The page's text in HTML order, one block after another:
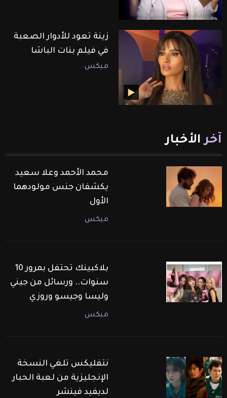
زينة تعود للأدوار الصعبة
في فيلم بنات الباشا
ميكس
آخر الأخبار
محمد الأحمد وعلا سعيد
يكشفان جنس مولودهما
الأول
ميكس
بلاكبينك تحتفل بمرور 10
سنوات.. ورسائل من جيني
وليسا وجيسو وروزي
ميكس
نتفليكس تلغي النسخة
الإنجليزية من لعبة الحبار
لديفيد فينشر